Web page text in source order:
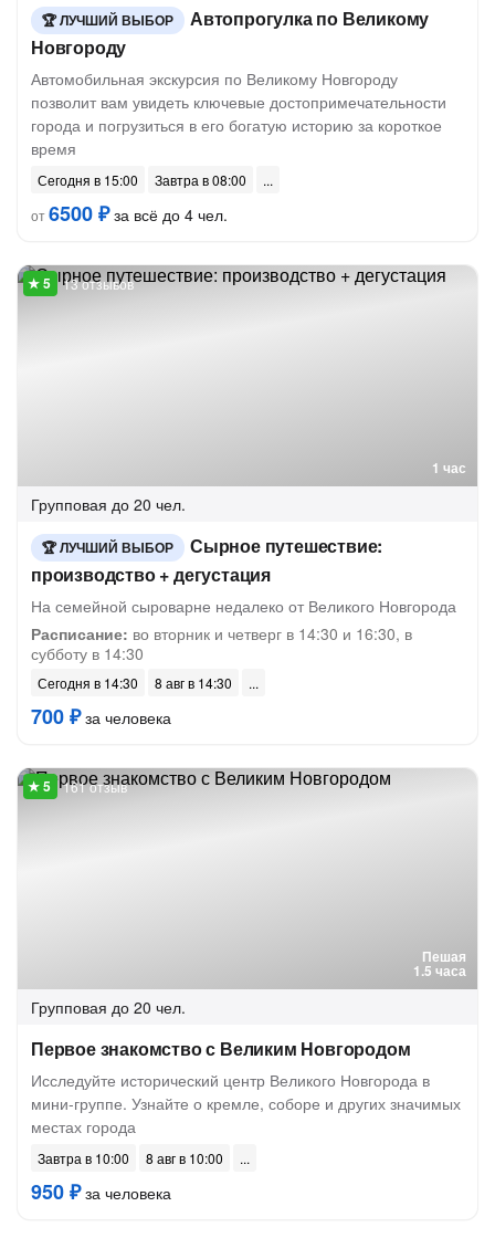
ЛУЧШИЙ ВЫБОР
Автопрогулка по Великому
Новгороду
Автомобильная экскурсия по Великому Новгороду
позволит вам увидеть ключевые достопримечательности
города и погрузиться в его богатую историю за короткое
время
Сегодня в 15:00
Завтра в 08:00
от6500 ₽за всё до 4 чел.
1 час
13 отзывов
Групповая до 20 чел.
ЛУЧШИЙ ВЫБОР
Сырное путешествие:
производство + дегустация
На семейной сыроварне недалеко от Великого Новгорода
Расписание: во вторник и четверг в 14:30 и 16:30, в
субботу в 14:30
Сегодня в 14:30 8 авг в 14:30
700 ₽за человека
Пешая
1.5 часа
161 отзыв
Групповая до 20 чел.
Первое знакомство с Великим Новгородом
Исследуйте исторический центр Великого Новгорода в
мини-группе. Узнайте о кремле, соборе и других значимых
местах города
Завтра в 10:00 8 авг в 10:00
950 ₽за человека